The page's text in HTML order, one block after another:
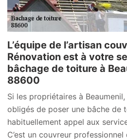
L’équipe de l’artisan
Rénovation est à votre
bâchage de toiture à
88600
Si les propriétaires à
obligés de poser une bâche de
habituellement appel aux
C’est un couvreur